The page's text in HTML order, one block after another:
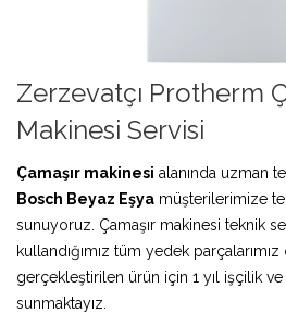
Zerzevatçı Protherm
Makinesi Servisi
Çamaşır makinesi alanında uzman
Bosch Beyaz Eşya müşterilerimize
sunuyoruz. Çamaşır makinesi teknik
kullandığımız tüm yedek
gerçekleştirilen ürün için 1 yıl işçilik
sunmaktayız.